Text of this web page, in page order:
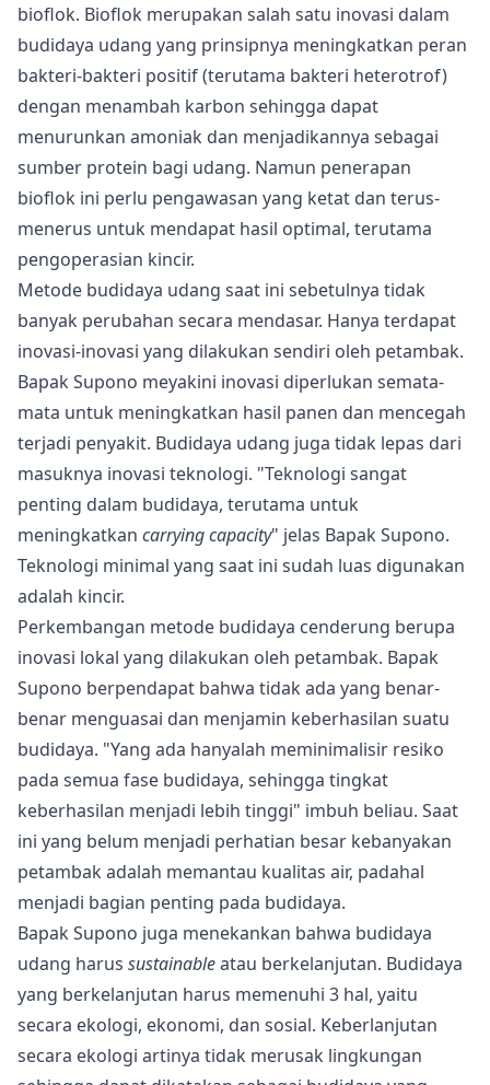
bioflok. Bioflok merupakan salah satu inovasi dalam
budidaya udang yang prinsipnya meningkatkan peran
bakteri-bakteri positif (terutama bakteri heterotrof)
dengan menambah karbon sehingga dapat
menurunkan amoniak dan menjadikannya sebagai
sumber protein bagi udang. Namun penerapan
bioflok ini perlu pengawasan yang ketat dan terus-
menerus untuk mendapat hasil optimal, terutama
pengoperasian kincir.
Metode budidaya udang saat ini sebetulnya tidak
banyak perubahan secara mendasar. Hanya terdapat
inovasi-inovasi yang dilakukan sendiri oleh petambak.
Bapak Supono meyakini inovasi diperlukan semata-
mata untuk meningkatkan hasil panen dan mencegah
terjadi penyakit. Budidaya udang juga tidak lepas dari
masuknya inovasi teknologi. "Teknologi sangat
penting dalam budidaya, terutama untuk
meningkatkan carrying capacity" jelas Bapak Supono.
Teknologi minimal yang saat ini sudah luas digunakan
adalah kincir.
Perkembangan metode budidaya cenderung berupa
inovasi lokal yang dilakukan oleh petambak. Bapak
Supono berpendapat bahwa tidak ada yang benar-
benar menguasai dan menjamin keberhasilan suatu
budidaya. "Yang ada hanyalah meminimalisir resiko
pada semua fase budidaya, sehingga tingkat
keberhasilan menjadi lebih tinggi" imbuh beliau. Saat
ini yang belum menjadi perhatian besar kebanyakan
petambak adalah memantau kualitas air, padahal
menjadi bagian penting pada budidaya.
Bapak Supono juga menekankan bahwa budidaya
udang harus sustainableatau berkelanjutan. Budidaya
yang berkelanjutan harus memenuhi 3 hal, yaitu
secara ekologi, ekonomi, dan sosial. Keberlanjutan
secara ekologi artinya tidak merusak lingkungan